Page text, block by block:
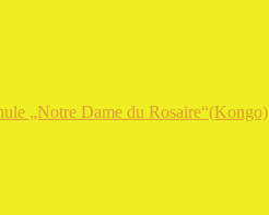
„Notre Dame du Rosaire“(Kongo)